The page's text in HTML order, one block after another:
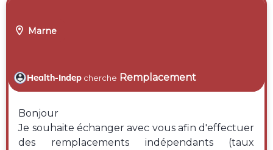
 Marne
Health-Indep cherche Remplacement
Bonjour
Je souhaite échanger avec vous afin d'effectuer
des remplacements indépendants (taux